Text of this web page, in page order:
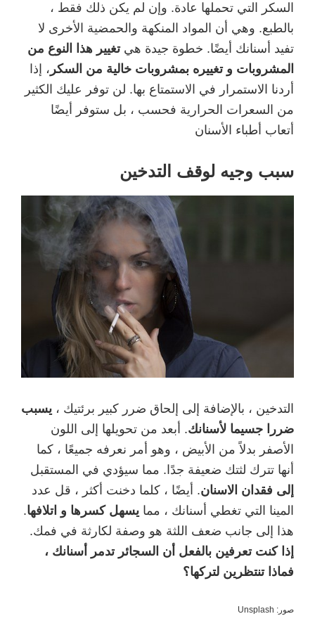
السكر التي تحملها عادة. وإن لم يكن ذلك فقط ،
بالطبع. وهي أن المواد المنكهة والحمضية الأخرى لا
تفيد أسنانك أيضًا. خطوة جيدة هيتغيير هذا النوع من
المشروبات و تغييره بمشروبات خالية من السكر ، إذا
أردنا الاستمرار في الاستمتاع بها. لن توفر عليك الكثير
من السعرات الحرارية فحسب ، بل ستوفر أيضًا
أتعاب أطباء الأسنان
سبب وجيه لوقف التدخين
التدخين ، بالإضافة إلى إلحاق ضرر كبير برئتيك ، يسبب
ضررا جسيما لأسنانك. أبعد من تحويلها إلى اللون
الأصفر بدلاً من الأبيض ، وهو أمر نعرفه جميعًا ، كما
أنها تترك لثتك ضعيفة جدًا. مما سيؤدي في المستقبل
إلى فقدان الاسنان. أيضًا ، كلما دخنت أكثر ، قل عدد
المينا التي تغطي أسنانك ، مما يسهل كسرها و اتلافها.
هذا إلى جانب ضعف اللثة هو وصفة لكارثة في فمك.
إذا كنت تعرفين بالفعل أن السجائر تدمر أسنانك ،
فماذا تنتظرين لتركها؟
صور: Unsplash